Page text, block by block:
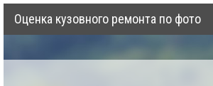
Оценка кузовного ремонта по фото